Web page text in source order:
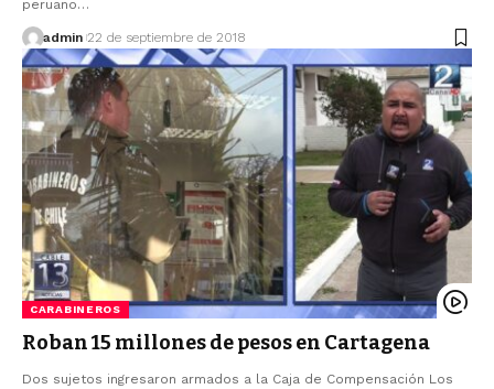
peruano…
admin 22 de septiembre de 2018
CARABINEROS
Roban 15 millones de pesos en Cartagena
Dos sujetos ingresaron armados a la Caja de Compensación Los